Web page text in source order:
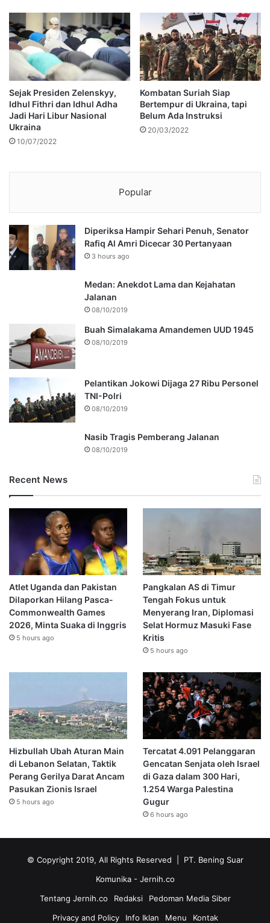
Sejak Presiden Zelenskyy,
Idhul Fithri dan Idhul Adha
Jadi Hari Libur Nasional
Ukraina
10/07/2022
Kombatan Suriah Siap
Bertempur di Ukraina, tapi
Belum Ada Instruksi
20/03/2022
Popular
Diperiksa Hampir Sehari Penuh, Senator
Rafiq Al Amri Dicecar 30 Pertanyaan
3 hours ago
Medan: Anekdot Lama dan Kejahatan
Jalanan
08/10/2019
Buah Simalakama Amandemen UUD 1945
08/10/2019
Pelantikan Jokowi Dijaga 27 Ribu Personel
TNI-Polri
08/10/2019
Nasib Tragis Pemberang Jalanan
08/10/2019
Recent News
Atlet Uganda dan Pakistan
Dilaporkan Hilang Pasca-
Commonwealth Games
2026, Minta Suaka di Inggris
5 hours ago
Pangkalan AS di Timur
Tengah Fokus untuk
Menyerang Iran, Diplomasi
Selat Hormuz Masuki Fase
Kritis
5 hours ago
Hizbullah Ubah Aturan Main
di Lebanon Selatan, Taktik
Perang Gerilya Darat Ancam
Pasukan Zionis Israel
5 hours ago
Tercatat 4.091 Pelanggaran
Gencatan Senjata oleh Israel
di Gaza dalam 300 Hari,
1.254 Warga Palestina
Gugur
6 hours ago
© Copyright 2019, All Rights Reserved | PT. Bening Suar
Komunika - Jernih.co
Tentang Jernih.co
Redaksi
Pedoman Media Siber
Privacy and Policy
Info Iklan Menu Kontak